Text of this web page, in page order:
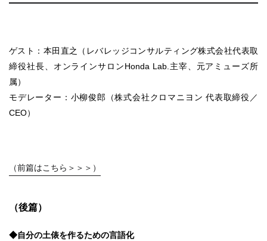
ゲスト：本田直之（レバレッジコンサルティング株式会社代表取
締役社長、オンラインサロンHonda Lab.主宰、元アミューズ所
属）
モデレーター：小柳俊郎（株式会社クロマニヨン 代表取締役／
CEO）
（前篇はこちら＞＞＞）
（後篇）
◆自分の土俵を作るための言語化